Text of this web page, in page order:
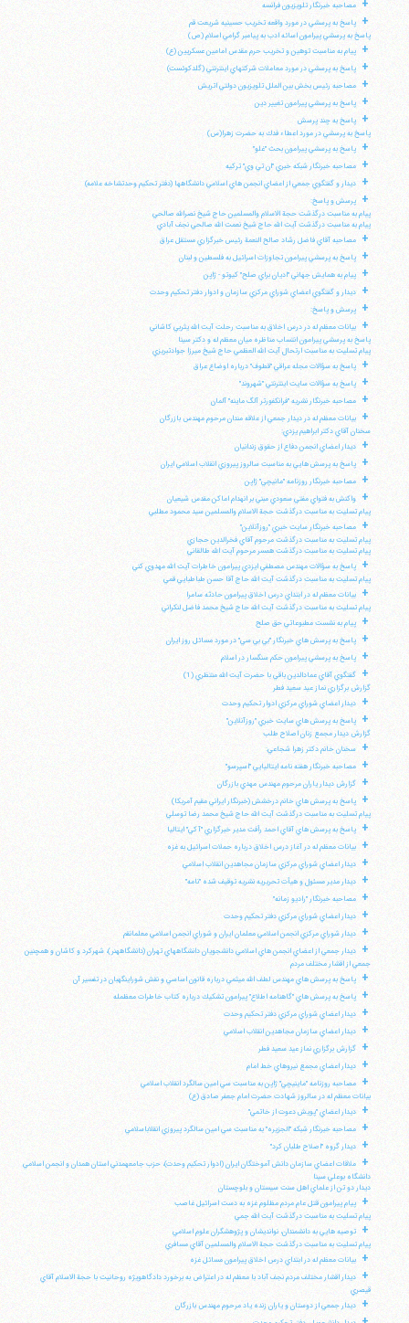
+ مصاحبه خبرنگار تلويزيون فرانسه
+
پاسخ به پرسشي در مورد واقعه تخريب حسينيه شريعت قم
پاسخ به پرسشي پيرامون اسائه ادب به پيامبر گرامي اسلام (ص)
+ پيام به مناسبت توهين و تخريب حرم مقدس امامين عسكريين (ع)
+ پاسخ به پرسشي در مورد معاملات شركتهاي اينترنتي (گلدكوئست)
+ مصاحبه رئيس بخش بين الملل تلويزيون دولتي اتريش
+ پاسخ به پرسشي پيرامون تغيير دين
+
پاسخ به چند پرسش
پاسخ به پرسشي در مورد اعطاء فدك به حضرت زهرا(س)
+ پاسخ به پرسشي پيرامون بحث "غلو"
+ مصاحبه خبرنگار شبكه خبري "ان تي وي" تركيه
+ ديدار و گفتگوي جمعي از اعضاي انجمن هاي اسلامي دانشگاهها (دفتر تحكيم وحدتشاخه علامه)
+
پرسش و پاسخ:
پيام به مناسبت درگذشت حجة الاسلام والمسلمين حاج شيخ نصرالله صالحي
پيام به مناسبت درگذشت آيت الله حاج شيخ نعمت الله صالحي نجف آبادي
+ مصاحبه آقاي فاضل رشاد صالح النعمة رئيس خبرگزاري مستقل عراق
+ پاسخ به پرسشي پيرامون تجاوزات اسرائيل به فلسطين و لبنان
+ پيام به همايش جهاني "اديان براي صلح" كيوتو - ژاپن
+ ديدار و گفتگوي اعضاي شوراي مركزي سازمان و ادوار دفتر تحكيم وحدت
+ پرسش و پاسخ:
+
بيانات معظم له در درس اخلاق به مناسبت رحلت آيت الله يثربي كاشاني
پاسخ به پرسشي پيرامون انتساب مناظره ميان معظم له و دكتر سينا
پيام تسليت به مناسبت ارتحال آيت الله العظمي حاج شيخ ميرزا جوادتبريزي
+ پاسخ به سؤالات مجله عراقي "قطوف" درباره اوضاع عراق
+ پاسخ به سؤالات سايت اينترنتي "شهروند"
+ مصاحبه خبرنگار نشريه "فرانكفورتر آلگ ماينه" آلمان
+
بيانات معظم له در ديدار جمعي از علاقه مندان مرحوم مهندس بازرگان
سخنان آقاي دكتر ابراهيم يزدي:
+ ديدار اعضاي انجمن دفاع از حقوق زندانيان
+ پاسخ به پرسش هايي به مناسبت سالروز پيروزي انقلاب اسلامي ايران
+ مصاحبه خبرنگار روزنامه "مانيچي" ژاپن
+
واكنش به فتواي مفتي سعودي مبني بر انهدام اماكن مقدس شيعيان
پيام تسليت به مناسبت درگذشت حجة الاسلام والمسلمين سيد محمود مطلبي
+
مصاحبه خبرنگار سايت خبري "روزآنلاين"
پيام تسليت به مناسبت درگذشت مرحوم آقاي فخرالدين حجازي
پيام تسليت به مناسبت درگذشت همسر مرحوم آيت الله طالقاني
+
پاسخ به سؤالات مهندس مصطفي ايزدي پيرامون خاطرات آيت الله مهدوي كني
پيام تسليت به مناسبت درگذشت آيت الله حاج آقا حسن طباطبايي قمي
+
بيانات معظم له در ابتداي درس اخلاق پيرامون حادثه سامرا
پيام تسليت به مناسبت درگذشت آيت الله حاج شيخ محمد فاضل لنكراني
+ پيام به نشست مطبوعاتي حق صلح
+ پاسخ به پرسش هاي خبرنگار "بي بي سي" در مورد مسائل روز ايران
+ پاسخ به پرسشي پيرامون حكم سنگسار در اسلام
+
گفتگوي آقاي عمادالدين باقي با حضرت آيت الله منتظري (1)
گزارش برگزاري نماز عيد سعيد فطر
+ ديدار اعضاي شوراي مركزي ادوار تحكيم وحدت
+
پاسخ به پرسش هاي سايت خبري "روزآنلاين"
گزارش ديدار مجمع زنان اصلاح طلب
+ سخنان خانم دكتر زهرا شجاعي:
+ مصاحبه خبرنگار هفته نامه ايتاليايي "اسپرسو"
+ گزارش ديدار ياران مرحوم مهندس مهدي بازرگان
+
پاسخ به پرسش هاي خانم درخشش (خبرنگار ايراني مقيم آمريكا)
پيام تسليت به مناسبت درگذشت آيت الله حاج شيخ محمد رضا توسلي
+ پاسخ به پرسش هاي آقاي احمد رأفت مدير خبرگزاري "آكي" ايتاليا
+ بيانات معظم له در آغاز درس اخلاق درباره حملات اسرائيل به غزه
+ ديدار اعضاي شوراي مركزي سازمان مجاهدين انقلاب اسلامي
+ ديدار مدير مسئول و هيأت تحريريه نشريه توقيف شده "نامه"
+ مصاحبه خبرنگار "راديو زمانه"
+ ديدار اعضاي شوراي مركزي دفتر تحكيم وحدت
+ ديدار شوراي مركزي انجمن اسلامي معلمان ايران و شوراي انجمن اسلامي معلمانقم
+
ديدار جمعي از اعضاي انجمن هاي اسلامي دانشجويان دانشگاههاي تهران (دانشگاههنر)، شهركرد و كاشان و همچنين
جمعي از اقشار مختلف مردم
+ پاسخ به پرسش هاي مهندس لطف الله ميثمي درباره قانون اساسي و نقش شوراينگهبان در تفسير آن
+ پاسخ به پرسش هاي "گاهنامه اطلاع" پيرامون تشكيك درباره كتاب خاطرات معظمله
+ ديدار اعضاي شوراي مركزي دفتر تحكيم وحدت
+ ديدار اعضاي سازمان مجاهدين انقلاب اسلامي
+ گزارش برگزاري نماز عيد سعيد فطر
+ ديدار اعضاي مجمع نيروهاي خط امام
+
مصاحبه روزنامه "ماينيچي" ژاپن به مناسبت سي امين سالگرد انقلاب اسلامي
بيانات معظم له در سالروز شهادت حضرت امام جعفر صادق (ع)
+ ديدار اعضاي "پويش دعوت از خاتمي"
+ مصاحبه خبرنگار شبكه "الجزيره" به مناسبت سي امين سالگرد پيروزي انقلاباسلامي
+ ديدار گروه "اصلاح طلبان كرد"
+
ملاقات اعضاي سازمان دانش آموختگان ايران (ادوار تحكيم وحدت)، حزب جامعهمدني استان همدان و انجمن اسلامي
دانشگاه بوعلي سينا
ديدار دو تن از علماي اهل سنت سيستان و بلوچستان
+
پيام پيرامون قتل عام مردم مظلوم غزه به دست اسرائيل غاصب
پيام تسليت به مناسبت درگذشت آيت الله جمي
+
توصيه هايي به دانشمندان، نوانديشان و پژوهشگران علوم اسلامي
پيام تسليت به مناسبت درگذشت حجة الاسلام والمسلمين آقاي مسافري
+ بيانات معظم له در ابتداي درس اخلاق پيرامون مسائل غزه
+
ديدار اقشار مختلف مردم نجف آباد با معظم له در اعتراض به برخورد دادگاهويژه روحانيت با حجة الاسلام آقاي
قيصري
+ ديدار جمعي از دوستان و ياران زنده ياد مرحوم مهندس بازرگان